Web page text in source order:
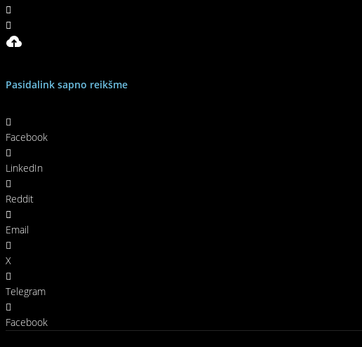
Pasidalink sapno reikšme
Facebook
LinkedIn
Reddit
Email
X
Telegram
Facebook